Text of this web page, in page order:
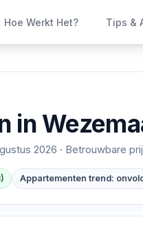
Hoe Werkt Het? Tips &
in
2026 · Betrouwbare
Appartementen trend: